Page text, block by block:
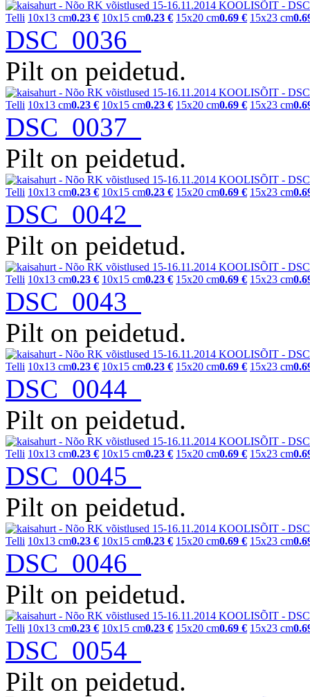
Telli 10x13 cm0.23 € 10x15 cm0.23 € 15x20 cm0.69 € 15x23 cm
DSC_0036
Pilt on peidetud.
Telli 10x13 cm0.23 € 10x15 cm0.23 € 15x20 cm0.69 € 15x23 cm
DSC_0037
Pilt on peidetud.
Telli 10x13 cm0.23 € 10x15 cm0.23 € 15x20 cm0.69 € 15x23 cm
DSC_0042
Pilt on peidetud.
Telli 10x13 cm0.23 € 10x15 cm0.23 € 15x20 cm0.69 € 15x23 cm
DSC_0043
Pilt on peidetud.
Telli 10x13 cm0.23 € 10x15 cm0.23 € 15x20 cm0.69 € 15x23 cm
DSC_0044
Pilt on peidetud.
Telli 10x13 cm0.23 € 10x15 cm0.23 € 15x20 cm0.69 € 15x23 cm
DSC_0045
Pilt on peidetud.
Telli 10x13 cm0.23 € 10x15 cm0.23 € 15x20 cm0.69 € 15x23 cm
DSC_0046
Pilt on peidetud.
Telli 10x13 cm0.23 € 10x15 cm0.23 € 15x20 cm0.69 € 15x23 cm
DSC_0054
Pilt on peidetud.